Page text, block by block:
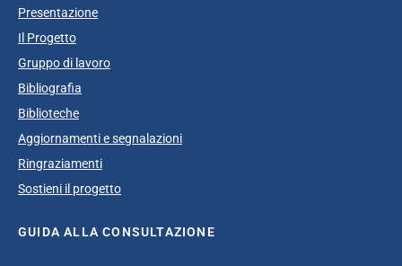
Presentazione
Il Progetto
Gruppo di lavoro
Bibliografia
Biblioteche
Aggiornamenti e segnalazioni
Ringraziamenti
Sostieni il progetto
GUIDA ALLA CONSULTAZIONE